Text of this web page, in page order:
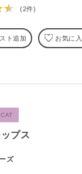
(2件)
ト追加 お気に
CAT
プス
ズ